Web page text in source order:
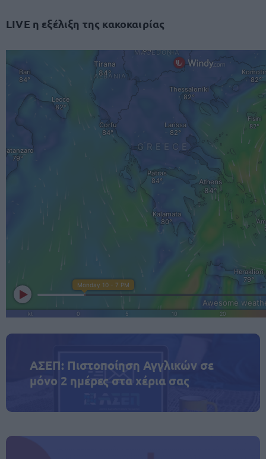
LIVE η εξέλιξη της κακοκαιρίας
ΑΣΕΠ: Πιστοποίηση Αγγλικών σε
μόνο 2 ημέρες στα χέρια σας